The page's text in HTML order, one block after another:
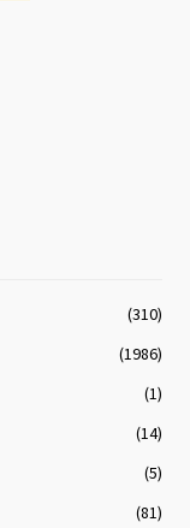
(310)
(1986)
(1)
(14)
(5)
(81)